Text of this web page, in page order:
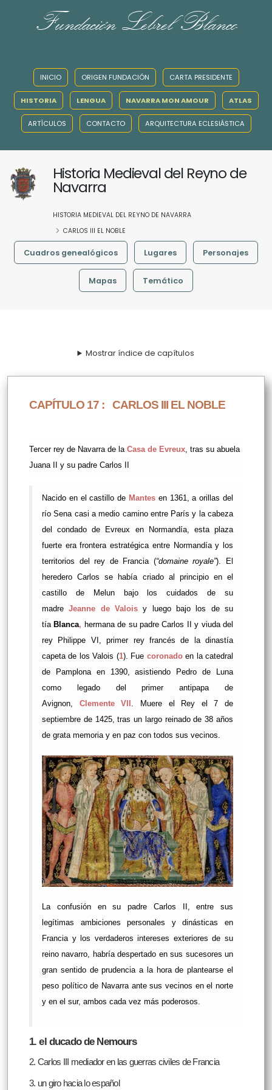
Fundación Lebrel Blanco
INICIO ORIGEN FUNDACIÓN CARTA PRESIDENTE
HISTORIA LENGUA NAVARRA MON AMOUR ATLAS
ARTÍCULOS CONTACTO ARQUITECTURA ECLESIÁSTICA
Historia Medieval del Reyno de
Navarra
HISTORIA MEDIEVAL DEL REYNO DE NAVARRA
CARLOS III EL NOBLE
Cuadros genealógicos Lugares Personajes
Mapas Temático
Mostrar índice de capítulos
CAPÍTULO 17 : CARLOS III EL NOBLE
Tercer rey de Navarra de la Casa de Evreux, tras su abuela
Juana II y su padre Carlos II
Nacido en el castillo de Mantes en 1361, a orillas del
río Sena casi a medio camino entre París y la cabeza
del condado de Evreux en Normandía, esta plaza
fuerte era frontera estratégica entre Normandía y los
territorios del rey de Francia (“domaine royale”). El
heredero Carlos se había criado al principio en el
castillo de Melun bajo los cuidados de su
madreJeanne de Valois y luego bajo los de su
tía Blanca, hermana de su padre Carlos II y viuda del
rey Philippe VI, primer rey francés de la dinastía
capeta de los Valois (1). Fue coronado en la catedral
de Pamplona en 1390, asistiendo Pedro de Luna
como legado del primer antipapa de
Avignon, Clemente VII . Muere el Rey el 7 de
septiembre de 1425, tras un largo reinado de 38 años
de grata memoria y en paz con todos sus vecinos.
La confusión en su padre Carlos II, entre sus
legítimas ambiciones personales y dinásticas en
Francia y los verdaderos intereses exteriores de su
reino navarro, habría despertado en sus sucesores un
gran sentido de prudencia a la hora de plantearse el
peso político de Navarra ante sus vecinos en el norte
y en el sur, ambos cada vez más poderosos.
1. el ducado de Nemours
2. Carlos III mediador en las guerras civiles de Francia
3. un giro hacia lo español